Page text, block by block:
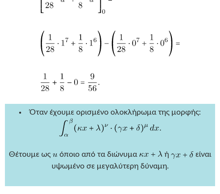
Όταν έχουμε ορισμένο ολοκλήρωμα της μορφής:
Θέτουμε ως όποιο από τα διώνυμα ή
είναι
υψωμένο σε μεγαλύτερη δύναμη.